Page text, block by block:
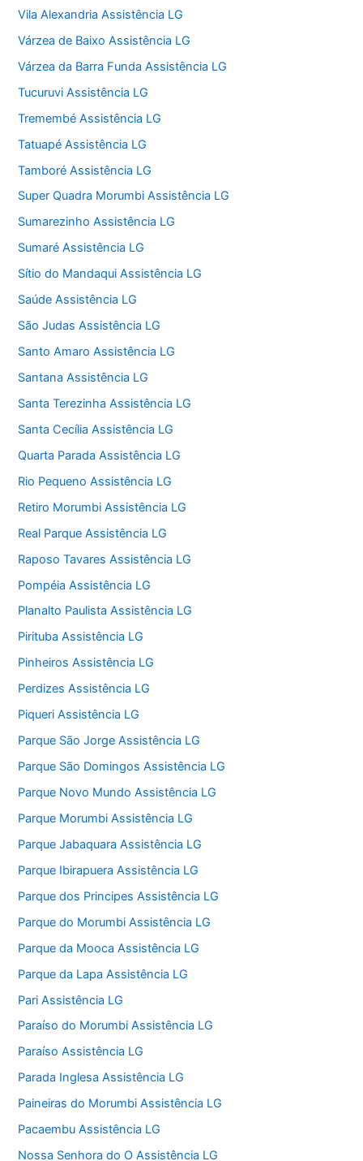
Vila Alexandria Assistência LG
Várzea de Baixo Assistência LG
Várzea da Barra Funda Assistência LG
Tucuruvi Assistência LG
Tremembé Assistência LG
Tatuapé Assistência LG
Tamboré Assistência LG
Super Quadra Morumbi Assistência LG
Sumarezinho Assistência LG
Sumaré Assistência LG
Sítio do Mandaqui Assistência LG
Saúde Assistência LG
São Judas Assistência LG
Santo Amaro Assistência LG
Santana Assistência LG
Santa Terezinha Assistência LG
Santa Cecília Assistência LG
Quarta Parada Assistência LG
Rio Pequeno Assistência LG
Retiro Morumbi Assistência LG
Real Parque Assistência LG
Raposo Tavares Assistência LG
Pompéia Assistência LG
Planalto Paulista Assistência LG
Pirituba Assistência LG
Pinheiros Assistência LG
Perdizes Assistência LG
Piqueri Assistência LG
Parque São Jorge Assistência LG
Parque São Domingos Assistência LG
Parque Novo Mundo Assistência LG
Parque Morumbi Assistência LG
Parque Jabaquara Assistência LG
Parque Ibirapuera Assistência LG
Parque dos Principes Assistência LG
Parque do Morumbi Assistência LG
Parque da Mooca Assistência LG
Parque da Lapa Assistência LG
Pari Assistência LG
Paraíso do Morumbi Assistência LG
Paraíso Assistência LG
Parada Inglesa Assistência LG
Paineiras do Morumbi Assistência LG
Pacaembu Assistência LG
Nossa Senhora do O Assistência LG